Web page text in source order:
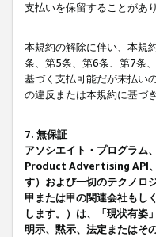
支払いを保留することがあり
本規約の解除に伴い、本規
条、第5条、第6条、第7条
基づく支払可能だが未払い
の違反または本規約に基づ
7. 無保証
アソシエイト・プログラム
Product Advertising API、
す）および一切のテクノロ
甲または甲の関連会社もし
します。）は、「現状有姿
明示、黙示、法定またはそ